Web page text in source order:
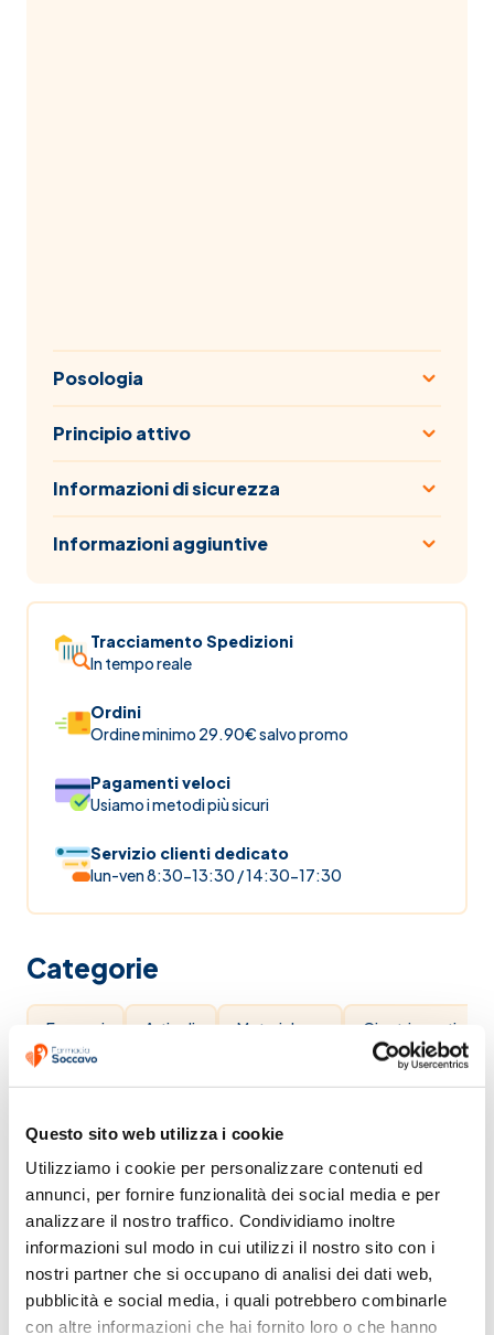
Questo sito web utilizza i cookie
Utilizziamo i cookie per personalizzare contenuti ed
annunci, per fornire funzionalità dei social media e per
analizzare il nostro traffico. Condividiamo inoltre
informazioni sul modo in cui utilizzi il nostro sito con i
nostri partner che si occupano di analisi dei dati web,
pubblicità e social media, i quali potrebbero combinarle
con altre informazioni che hai fornito loro o che hanno
Posologia
Principio attivo
Informazioni di sicurezza
Informazioni aggiuntive
Tracciamento Spedizioni
In tempo reale
Ordini
Ordine minimo 29.90€ salvo promo
Pagamenti veloci
Usiamo i metodi più sicuri
Servizio clienti dedicato
lun-ven 8:30-13:30 / 14:30-17:30
Categorie
Farmaci
on line
Articoli
Materiale
Cicatrizzanti
per ferite